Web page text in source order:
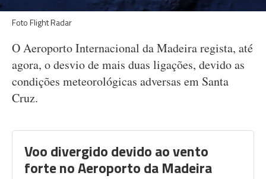
Foto Flight Radar
O Aeroporto Internacional da Madeira regista, até
agora, o desvio de mais duas ligações, devido as
condições meteorológicas adversas em Santa
Cruz.
Voo divergido devido ao vento
forte no Aeroporto da Madeira